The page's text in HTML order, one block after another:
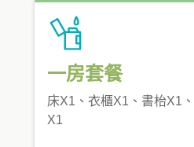
一房套餐
床X1、衣櫃X1、書枱X1
X1